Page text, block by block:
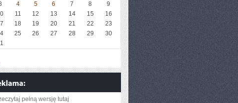
4 5 6 7 8
9
11 12 13 14 15
16
18 19 20 21 22
23
25 26 27 28 29
30
pełną wersję tutaj